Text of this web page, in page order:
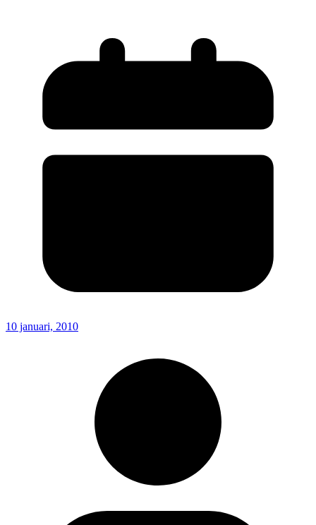
10 januari, 2010